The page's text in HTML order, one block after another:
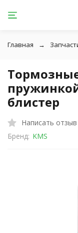
Главная
блистер
Написать отзыв
Бренд: KMS